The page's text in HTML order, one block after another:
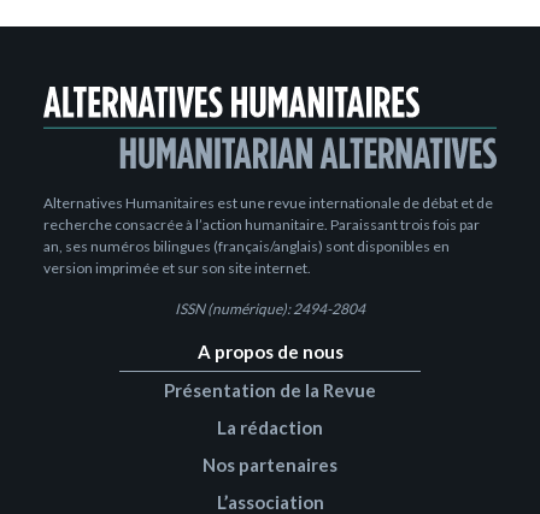
Alternatives Humanitaires est une revue internationale de débat et de
recherche consacrée à l’action humanitaire. Paraissant trois fois par
an, ses numéros bilingues (français/anglais) sont disponibles en
version imprimée et sur son site internet.
ISSN (numérique): 2494-2804
A propos de nous
Présentation de la Revue
La rédaction
Nos partenaires
L’association